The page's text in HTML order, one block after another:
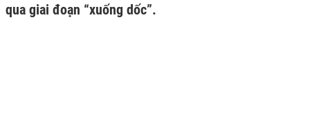
qua giai đoạn “xuống dốc”.